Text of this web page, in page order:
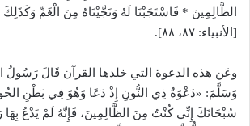
الظَّالِمِينَ * فَاسْتَجَبْنَا لَهُ وَنَجَّيْنَاهُ مِنَ الْغَمِّ
[الأنبياء: ٨٧، ٨٨].
وعَن هذه الدعوة التي خلدها القرآن قَالَ رَسُولُ
وَسَلَّمَ: «دَعْوَةُ ذِي النُّونِ إِذْ دَعَا وَهُوَ فِي بَطْنِ
سُبْحَانَكَ إِنِّي كُنْتُ مِنَ الظَّالِمِينَ، فَإِنَّهُ لَمْ يَدْعُ